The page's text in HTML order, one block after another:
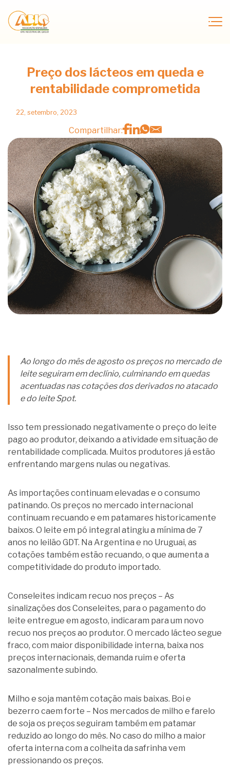
Preço dos lácteos em queda e
rentabilidade comprometida
22, setembro, 2023
Compartilhar:
Ao longo do mês de agosto os preços no mercado de
leite seguiram em declínio, culminando em quedas
acentuadas nas cotações dos derivados no atacado
e do leite Spot.
Isso tem pressionado negativamente o preço do leite
pago ao produtor, deixando a atividade em situação de
rentabilidade complicada. Muitos produtores já estão
enfrentando margens nulas ou negativas.
As importações continuam elevadas e o consumo
patinando. Os preços no mercado internacional
continuam recuando e em patamares historicamente
baixos. O leite em pó integral atingiu a mínima de 7
anos no leilão GDT. Na Argentina e no Uruguai, as
cotações também estão recuando, o que aumenta a
competitividade do produto importado.
Conseleites indicam recuo nos preços – As
sinalizações dos Conseleites, para o pagamento do
leite entregue em agosto, indicaram para um novo
recuo nos preços ao produtor. O mercado lácteo segue
fraco, com maior disponibilidade interna, baixa nos
preços internacionais, demanda ruim e oferta
sazonalmente subindo.
Milho e soja mantêm cotação mais baixas. Boi e
bezerro caem forte – Nos mercados de milho e farelo
de soja os preços seguiram também em patamar
reduzido ao longo do mês. No caso do milho a maior
oferta interna com a colheita da safrinha vem
pressionando os preços.